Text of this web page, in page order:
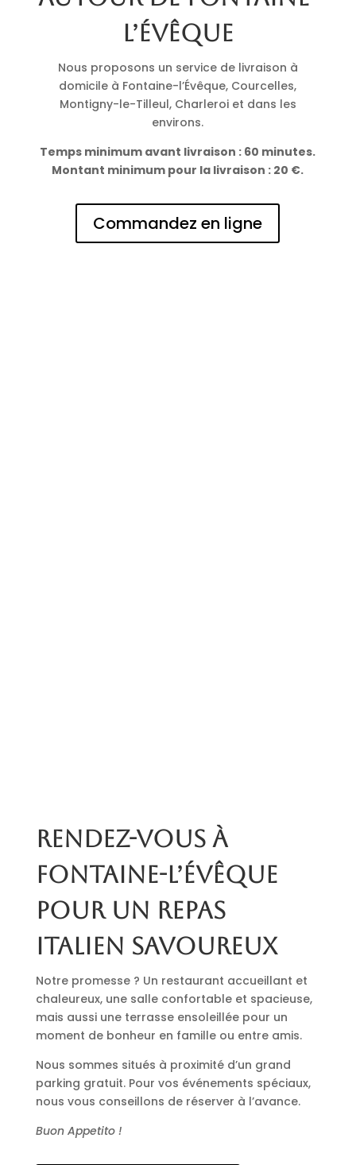
l’Évêque
Nous proposons un service de livraison à
domicile à Fontaine-l’Évêque, Courcelles,
Montigny-le-Tilleul, Charleroi et dans les
environs.
Temps minimum avant livraison : 60 minutes.
Montant minimum pour la livraison : 20 €.
Commandez en ligne
Rendez-vous à
Fontaine-l’Évêque
pour un repas
italien savoureux
Notre promesse ? Un restaurant accueillant et
chaleureux, une salle confortable et spacieuse,
mais aussi une terrasse ensoleillée pour un
moment de bonheur en famille ou entre amis.
Nous sommes situés à proximité d’un grand
parking gratuit. Pour vos événements spéciaux,
nous vous conseillons de réserver à l’avance.
Buon Appetito !